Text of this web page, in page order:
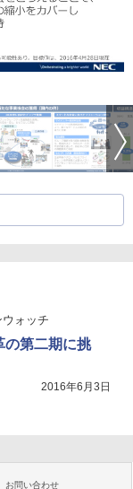
ォッチ
の第二期に挑
2016年6月3日
お問い合わせ